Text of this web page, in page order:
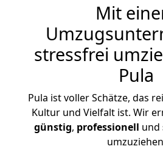
Mit
stressfrei
Pula
Pula ist voller Schätze, das
Kultur und Vielfalt ist. Wir
günstig, professionell und